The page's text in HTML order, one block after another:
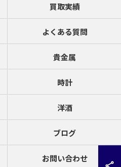
買取実績
よくある質問
貴金属
時計
洋酒
ブログ
お問い合わせ